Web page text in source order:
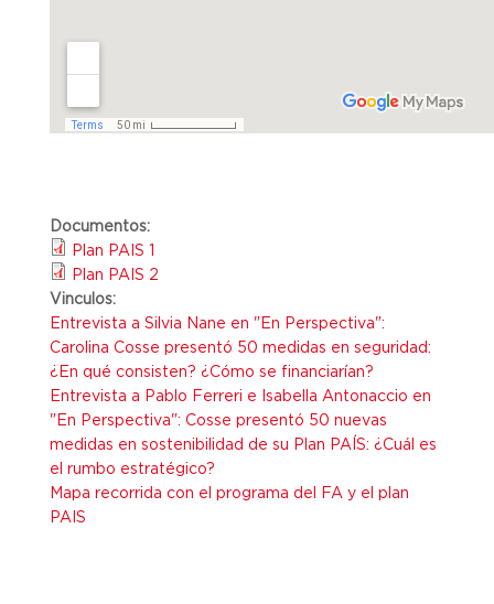
Documentos:
Plan PAIS 1
Plan PAIS 2
Vinculos:
Entrevista a Silvia Nane en "En Perspectiva":
Carolina Cosse presentó 50 medidas en seguridad:
¿En qué consisten? ¿Cómo se financiarían?
Entrevista a Pablo Ferreri e Isabella Antonaccio en
"En Perspectiva": Cosse presentó 50 nuevas
medidas en sostenibilidad de su Plan PAÍS: ¿Cuál es
el rumbo estratégico?
Mapa recorrida con el programa del FA y el plan
PAIS